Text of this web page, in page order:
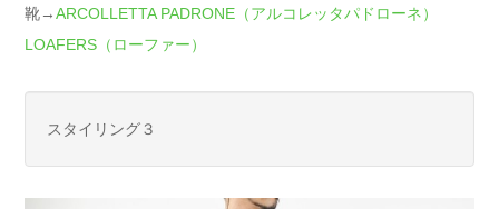
靴→ARCOLLETTA PADRONE（アルコレッタパドローネ）
LOAFERS（ローファー）
スタイリング３